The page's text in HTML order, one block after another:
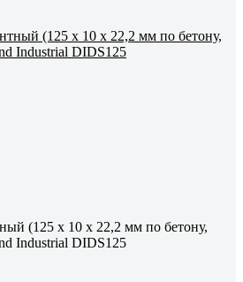
(125 х 10 х 22,2 мм по бетону,
Industrial DIDS125